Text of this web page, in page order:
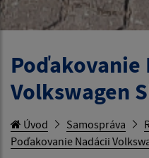
Poďakovanie
Volkswagen
Úvod Samospráva
Poďakovanie Nadácii